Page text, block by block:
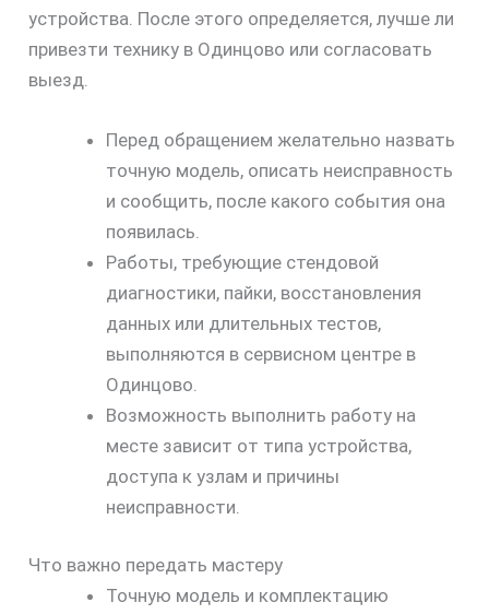
устройства. После этого определяется, лучше ли
привезти технику в Одинцово или согласовать
выезд.
Перед обращением желательно назвать
точную модель, описать неисправность
и сообщить, после какого события она
появилась.
Работы, требующие стендовой
диагностики, пайки, восстановления
данных или длительных тестов,
выполняются в сервисном центре в
Одинцово.
Возможность выполнить работу на
месте зависит от типа устройства,
доступа к узлам и причины
неисправности.
Что важно передать мастеру
Точную модель и комплектацию